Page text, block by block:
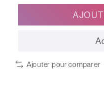
Ajouter pour comparer